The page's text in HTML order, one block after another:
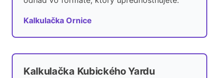
Kalkulačka Ornice
Kalkulačka Kubického Yardu